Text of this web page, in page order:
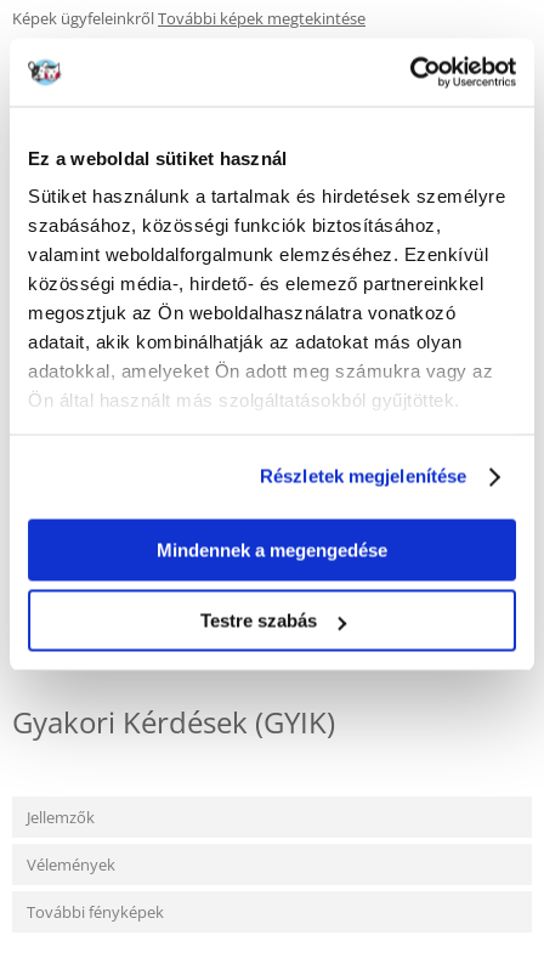
Ez a weboldal sütiket használ
Sütiket használunk a tartalmak és hirdetések személyre
szabásához, közösségi funkciók biztosításához,
valamint weboldalforgalmunk elemzéséhez. Ezenkívül
közösségi média-, hirdető- és elemező partnereinkkel
megosztjuk az Ön weboldalhasználatra vonatkozó
adatait, akik kombinálhatják az adatokat más olyan
adatokkal, amelyeket Ön adott meg számukra vagy az
Ön által használt más szolgáltatásokból gyűjtöttek.
Részletek megjelenítése
Mindennek a megengedése
Testre szabás
Képek ügyfeleinkrőlTovábbi képek megtekintése
100%
Recommend
100% AZ ÜGYFELEK AJÁNLJÁK EZT A TERMÉKET
ÉRTÉKELJE ÖN IS
- Valódi, természetes kókuszolajból készült sampon - Megkönnyíti a
KÉRDEZZ TŐLÜNK!
Gyakori Kérdések (GYIK)
Jellemzők
Vélemények
További fényképek